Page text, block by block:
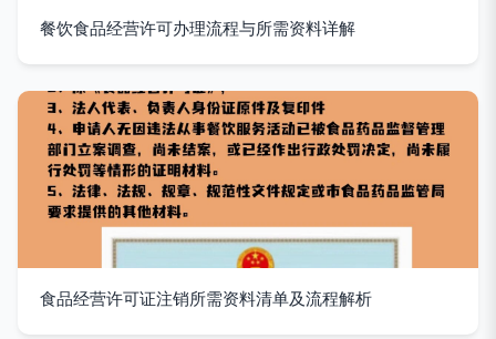
餐饮食品经营许可办理流程与所需资料详解
食品经营许可证注销所需资料清单及流程解析